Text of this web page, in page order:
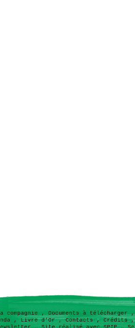
compagnie , Documents à télécharger,
,Livre d’Or,Contacts, Crédits,